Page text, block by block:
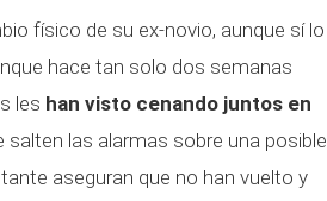
físico de su ex-novio, aunque sí lo
hace tan solo dos semanas
les han visto cenando juntos en
salten las alarmas sobre una posible
aseguran que no han vuelto y